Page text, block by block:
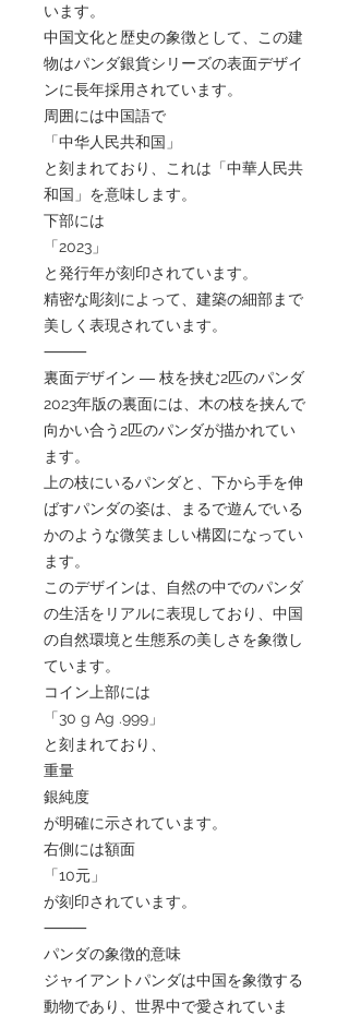
います。
中国文化と歴史の象徴として、この建
物はパンダ銀貨シリーズの表面デザイ
ンに長年採用されています。
周囲には中国語で
「中华人民共和国」
と刻まれており、これは「中華人民共
和国」を意味します。
下部には
「2023」
と発行年が刻印されています。
精密な彫刻によって、建築の細部まで
美しく表現されています。
⸻
裏面デザイン ― 枝を挟む2匹のパンダ
2023年版の裏面には、木の枝を挟んで
向かい合う2匹のパンダが描かれてい
ます。
上の枝にいるパンダと、下から手を伸
ばすパンダの姿は、まるで遊んでいる
かのような微笑ましい構図になってい
ます。
このデザインは、自然の中でのパンダ
の生活をリアルに表現しており、中国
の自然環境と生態系の美しさを象徴し
ています。
コイン上部には
「30 g Ag .999」
と刻まれており、
重量
銀純度
が明確に示されています。
右側には額面
「10元」
が刻印されています。
⸻
パンダの象徴的意味
ジャイアントパンダは中国を象徴する
動物であり、世界中で愛されていま